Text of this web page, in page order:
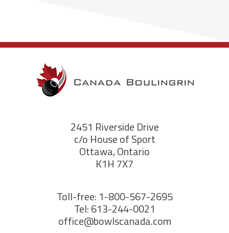
2451 Riverside Drive
c/o House of Sport
Ottawa, Ontario
K1H 7X7
Toll-free: 1-800-567-2695
Tel: 613-244-0021
office@bowlscanada.com